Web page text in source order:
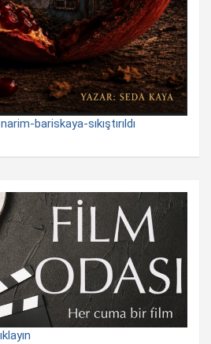
bariskaya-sıkıştırıldı